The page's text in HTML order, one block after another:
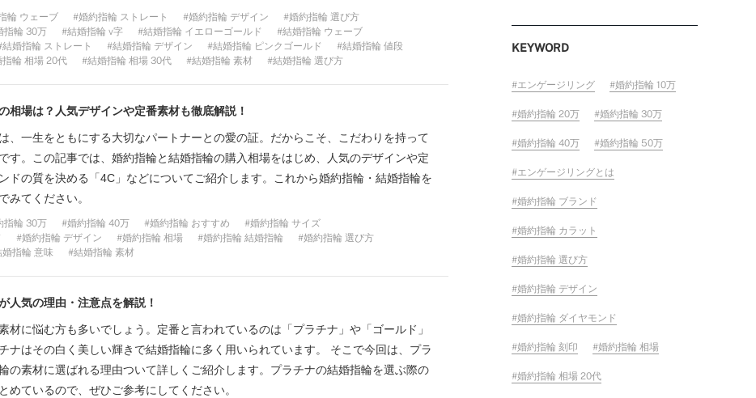
輪 ウェーブ 婚約指輪 ストレート 婚約指輪 デザイン
婚約指輪 選び方
指輪 30万 結婚指輪 v字 結婚指輪 イエローゴールド
結婚指輪 ウェーブ
結婚指輪 ストレート 結婚指輪 デザイン 結婚指輪 ピンクゴールド
結婚指輪 値段
指輪 相場 20代 結婚指輪 相場 30代 結婚指輪 素材 結婚指輪 選び方
相場は？人気デザインや定番素材も徹底解説！
、一生をともにする大切なパートナーとの愛の証。だからこそ、こだわりを持って
す。この記事では、婚約指輪と結婚指輪の購入相場をはじめ、人気のデザインや定
ドの質を決める「4C」などについてご紹介します。これから婚約指輪・結婚指輪を
みてください。
指輪 30万 婚約指輪 40万 婚約指輪 おすすめ
婚約指輪 サイズ
婚約指輪 デザイン 婚約指輪 相場 婚約指輪 結婚指輪
婚約指輪 選び方
婚指輪 意味 結婚指輪 素材
人気の理由・注意点を解説！
材に悩む方も多いでしょう。定番と言われているのは「プラチナ」や「ゴールド」
ナはその白く美しい輝きで結婚指輪に多く用いられています。 そこで今回は、プラ
の素材に選ばれる理由ついて詳しくご紹介します。プラチナの結婚指輪を選ぶ際の
めているので、ぜひご参考にしてください。
KEYWORD
エンゲージリング 婚約指輪 10万
婚約指輪 20万 婚約指輪 30万
婚約指輪 40万 婚約指輪 50万
エンゲージリングとは
婚約指輪 ブランド
婚約指輪 カラット
婚約指輪 選び方
婚約指輪 デザイン
婚約指輪 ダイヤモンド
婚約指輪 刻印 婚約指輪 相場
婚約指輪 相場 20代